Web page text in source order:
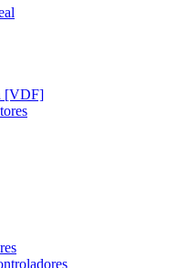
[VDF]